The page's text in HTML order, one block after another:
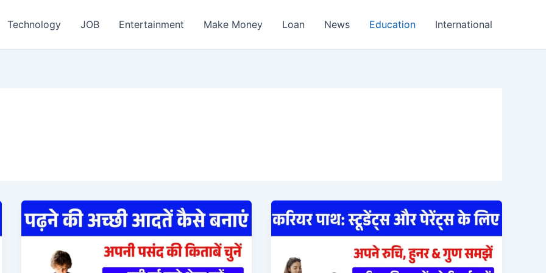
Technology JOB Entertainment Make Money Loan News Education International